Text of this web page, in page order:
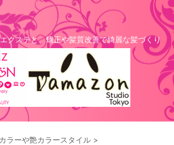
クステと、矯正や髪質改善で綺麗な髪づくり
ラーや艶カラースタイル >